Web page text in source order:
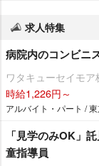
求人特集
病院内のコンビニ
ワタキューセイモ
時給1,226円～
アルバイト・パート /
「見学のみOK」
童指導員